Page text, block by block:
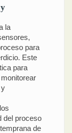
la
para
Este
para
y
del proceso
de